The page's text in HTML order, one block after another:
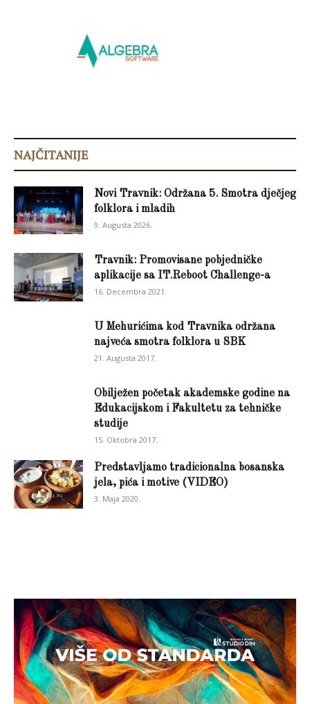
NAJČITANIJE
Novi Travnik: Održana 5. Smotra dječjeg
folklora i mladih
9. Augusta 2026.
Travnik: Promovisane pobjedničke
aplikacije sa IT.Reboot Challenge-a
16. Decembra 2021.
U Mehurićima kod Travnika održana
najveća smotra folklora u SBK
21. Augusta 2017.
Obilježen početak akademske godine na
Edukacijskom i Fakultetu za tehničke
studije
15. Oktobra 2017.
Predstavljamo tradicionalna bosanska
jela, pića i motive (VIDEO)
3. Maja 2020.